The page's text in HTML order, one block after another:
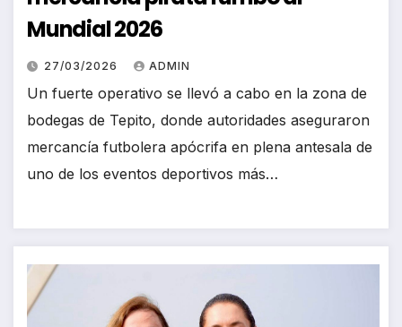
Mundial 2026
27/03/2026 ADMIN
Un fuerte operativo se llevó a cabo en la zona de
bodegas de Tepito, donde autoridades aseguraron
mercancía futbolera apócrifa en plena antesala de
uno de los eventos deportivos más…